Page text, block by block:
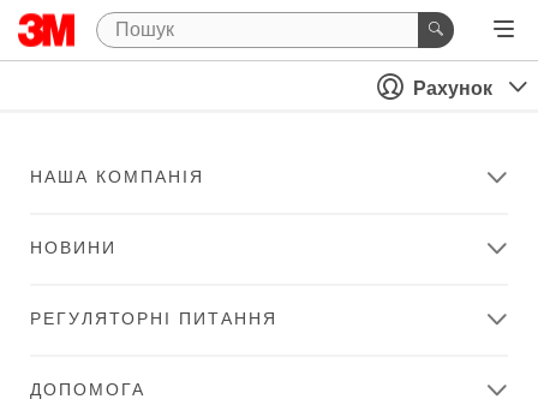
Рахунок
НАША КОМПАНІЯ
НОВИНИ
РЕГУЛЯТОРНІ ПИТАННЯ
ДОПОМОГА